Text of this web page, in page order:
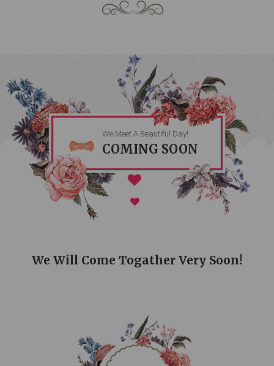
We Meet A Beautiful Day!
COMING SOON
We Will Come Togather Very Soon!